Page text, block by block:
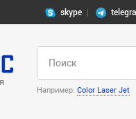
skype
Например: Color Laser Jet